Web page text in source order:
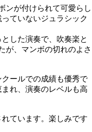
ンが付けられて可愛らし
ていないジュラシック
した演奏で、吹奏楽と
が、マンボの切れのよさ
ールでの成績も優秀で
れ、演奏のレベルも高
ています。楽しみです